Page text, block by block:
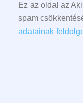
Ez az oldal az
spam
adatainak